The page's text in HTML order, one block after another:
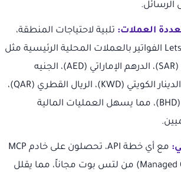
العملات: تلبية لاحتياجات المنطقة،
تدعم منصة LetsBot الفواتير بالعملات المحلية الرئيسية مثل
الريال السعودي (SAR)، الدرهم الإماراتي (AED)، الجنيه
المصري (EGP)، الدينار الكويتي (KWD)، الريال القطري (QAR)،
والدينار البحريني (BHD)، مما يسهل العمليات المالية
مع أي خطة API، تحصلون على خادم MCP
(Managed Cloud Provider) من لتس بوت مجاناً، مما يقلل